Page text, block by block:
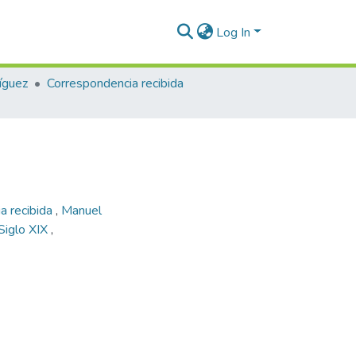
Log In
Correspondencia recibida
recibida , Manuel
XIX,